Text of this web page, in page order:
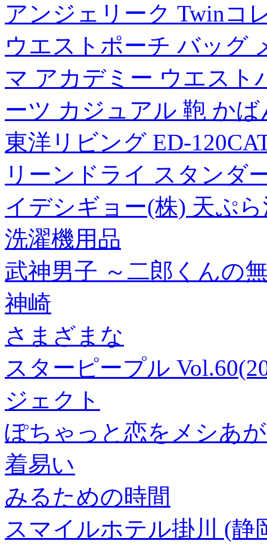
アンジェリーク Twinコ
ウエストポーチ バッグ
マ アカデミー ウエスト
ーツ カジュアル 鞄 かば
東洋リビング ED-
リーンドライ スタンダ
イデシギョー(株) 天ぷ
洗濯機用品
武神男子 ～二郎くんの
神崎
さまざまな
スターピープル
ジェクト
ぽちゃっと恋をメシあ
着易い
みるための時間
スマイルホテル掛川 (静